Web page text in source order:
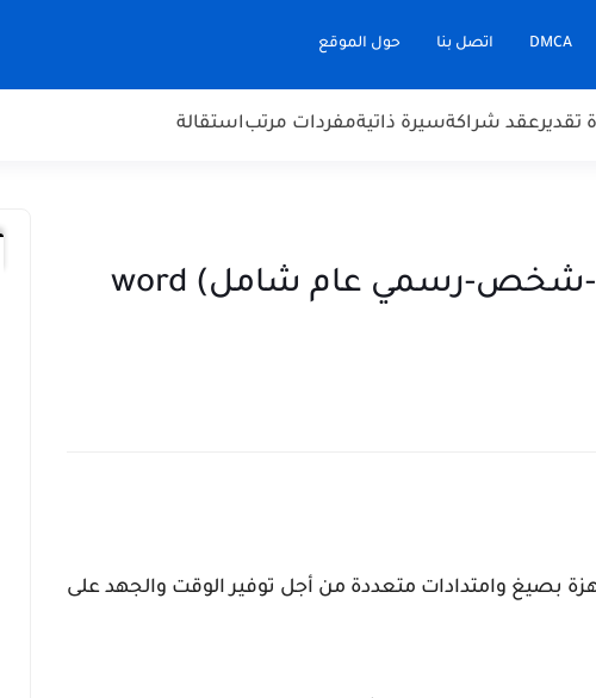
DMCA اتصل بنا حول الموقع
تقديرعقد شراكةسيرة ذاتيةمفردات مرتباستقالة
12 نموذج توكيل صيغة (خاص-شخص-رسمي عام شامل) word
بصيغ وامتدادات متعددة من أجل توفير الوقت والجهد على